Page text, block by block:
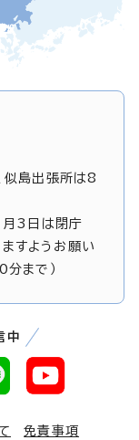
似島出張所は8
月3日は閉庁
すようお願い
分まで）
中
免責事項